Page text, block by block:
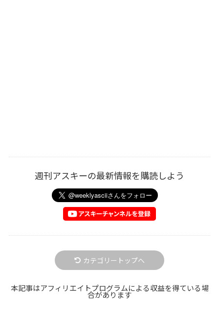
週刊アスキーの最新情報を購読しよう
カテゴリートップへ
本記事はアフィリエイトプログラムによる収益を得ている場
合があります